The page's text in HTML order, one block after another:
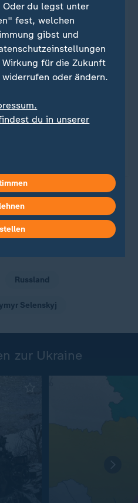
einen
die Kämpfe
Russland
Selenskyj
zur Ukraine
du legst unter
fest, welchen
gibst und
für die Zukunft
oder ändern.
du in unserer